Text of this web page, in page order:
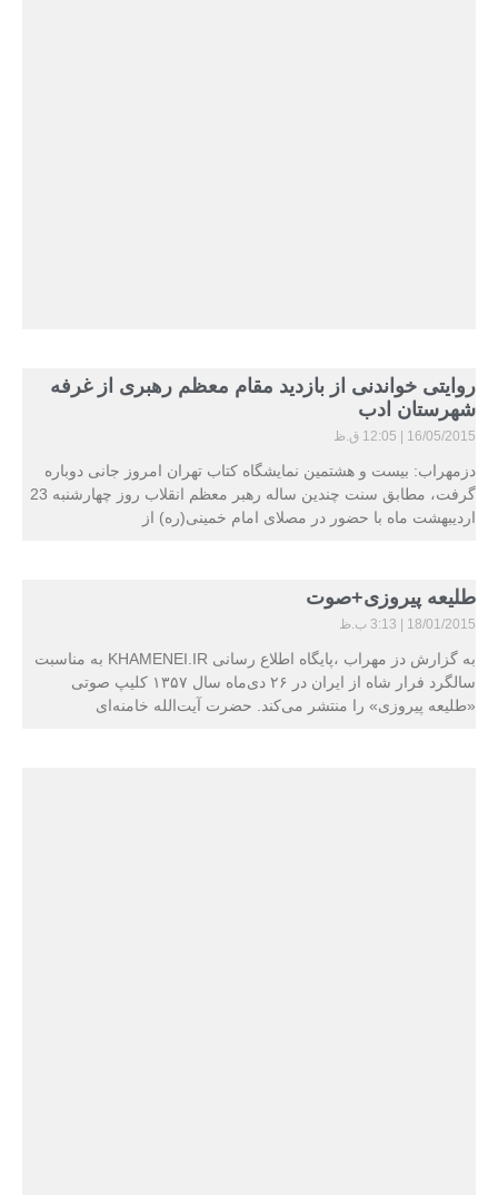
روایتی خواندنی از بازدید مقام معظم رهبری از غرفه
شهرستان ادب
16/05/2015 12:05 ق.ظ
دزمهراب: بیست و هشتمین نمایشگاه کتاب تهران امروز جانی دوباره
گرفت، مطابق سنت چندین ساله رهبر معظم انقلاب روز چهارشنبه 23
اردیبهشت ماه با حضور در مصلای امام خمینی(ره) از
طلیعه پیروزی+صوت
18/01/2015 3:13 ب.ظ
به گزارش دز مهراب ،پایگاه اطلاع رسانی KHAMENEI.IR به مناسبت
سالگرد فرار شاه از ایران در ۲۶ دی‌ماه سال ۱۳۵۷ کلیپ صوتی
«طلیعه پیروزی» را منتشر می‌کند. حضرت آیت‌الله خامنه‌ای